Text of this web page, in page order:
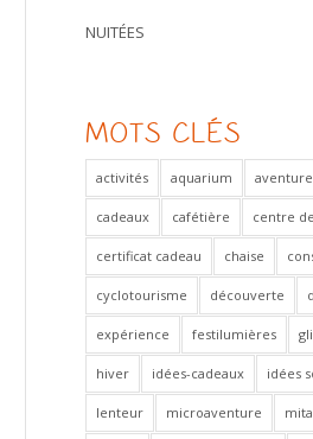
NUITÉES
MOTS CLÉS
activités aquarium aventure
cadeaux cafétière centre
certificat cadeau chaise
cyclotourisme découverte
expérience festilumières
hiver idées-cadeaux idées
lenteur microaventure